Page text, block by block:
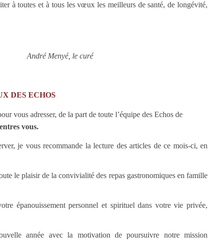
à toutes et à tous les vœux les meilleurs de santé, de longévité,
André Menyé, le curé
DES ECHOS
vous adresser, de la part de toute l’équipe des Echos de
vous.
je vous recommande la lecture des articles de ce mois-ci, en
le plaisir de la convivialité des repas gastronomiques en famille
épanouissement personnel et spirituel dans votre vie privée,
année avec la motivation de poursuivre notre mission